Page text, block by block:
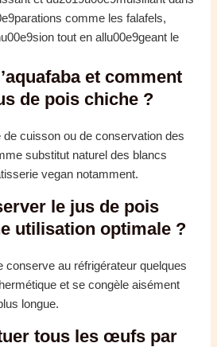
comme les falafels,
tout en allu00e9geant le
et comment
de pois chiche ?
de cuisson ou de conservation des
substitut naturel des blancs
vegan notamment.
le jus de pois
utilisation optimale ?
conserve au réfrigérateur quelques
et se congèle aisément
longue.
tous les œufs par